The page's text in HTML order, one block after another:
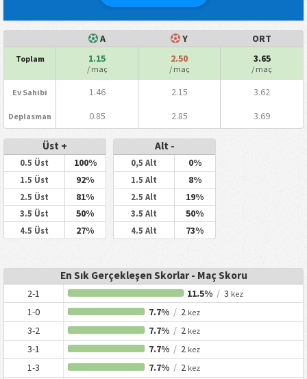
A Y ORT
Toplam 1.15
/ maç
2.50
/ maç
3.65
/ maç
Ev Sahibi 1.46 2.15 3.62
Deplasman 0.85 2.85 3.69
Üst +
0.5 Üst 100%
1.5 Üst 92%
2.5 Üst 81%
3.5 Üst 50%
4.5 Üst 27%
Alt -
0,5 Alt 0%
1.5 Alt 8%
2.5 Alt 19%
3.5 Alt 50%
4.5 Alt 73%
En Sık Gerçekleşen Skorlar - Maç Skoru
2-1 11.5% / 3 kez
1-0 7.7% /2 kez
3-2 7.7% /2 kez
3-1 7.7% /2 kez
1-3 7.7% /2 kez